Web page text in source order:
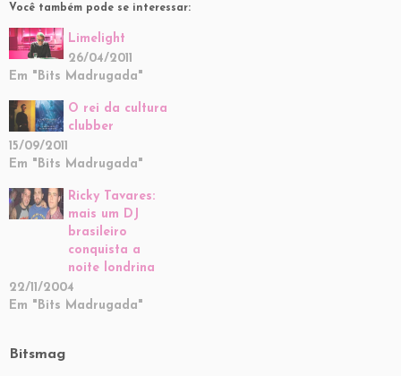
Você também pode se interessar:
Limelight
26/04/2011
Em "Bits Madrugada"
O rei da cultura
clubber
15/09/2011
Em "Bits Madrugada"
Ricky Tavares:
mais um DJ
brasileiro
conquista a
noite londrina
22/11/2004
Em "Bits Madrugada"
Bitsmag